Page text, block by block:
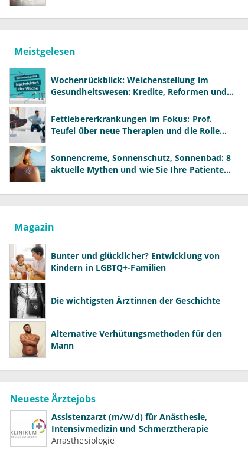
Meistgelesen
Wochenrückblick: Weichenstellung im
Gesundheitswesen: Kredite, Reformen und
Fettlebererkrankungen im Fokus: Prof.
Teufel über neue Therapien und die Rolle
Sonnencreme, Sonnenschutz, Sonnenbad: 8
aktuelle Mythen und wie Sie Ihre Patienten
Magazin
Bunter und glücklicher? Entwicklung von
Kindern in LGBTQ+-Familien
Die wichtigsten Ärztinnen der Geschichte
Alternative Verhütungsmethoden für den
Mann
Neueste Ärztejobs
Assistenzarzt (m/w/d) für Anästhesie,
Intensivmedizin und Schmerztherapie
Anästhesiologie